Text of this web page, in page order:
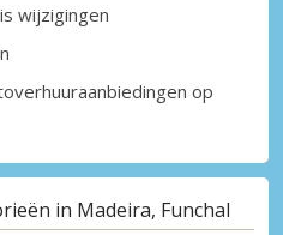
wijzigingen
op
in Madeira, Funchal